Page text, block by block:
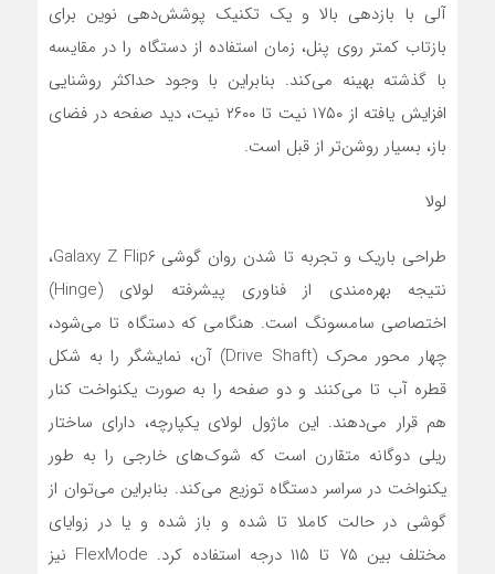
آلی با بازدهی بالا و یک تکنیک پوشش‌دهی نوین برای
بازتاب کمتر روی پنل، زمان استفاده از دستگاه را در مقایسه
با گذشته بهینه می‌کند. بنابراین با وجود حداکثر روشنایی
افزایش یافته از ۱۷۵۰ نیت تا ۲۶۰۰ نیت، دید صفحه در فضای
باز، بسیار روشن‌تر از قبل است.
لولا
طراحی باریک و تجربه تا شدن روان گوشی Galaxy Z Flip6،
نتیجه بهره‌مندی از فناوری پیشرفته لولای (Hinge)
اختصاصی سامسونگ است. هنگامی که دستگاه تا می‌شود،
چهار محور محرک (Drive Shaft) آن، نمایشگر را به شکل
قطره آب تا می‌کنند و دو صفحه را به صورت یکنواخت کنار
هم قرار می‌دهند. این ماژول لولای یکپارچه، دارای ساختار
ریلی دوگانه متقارن است که شوک‌های خارجی را به طور
یکنواخت در سراسر دستگاه توزیع می‌کند. بنابراین می‌توان از
گوشی در حالت کاملا تا شده و باز شده و یا در زوایای
مختلف بین ۷۵ تا ۱۱۵ درجه استفاده کرد. FlexMode نیز